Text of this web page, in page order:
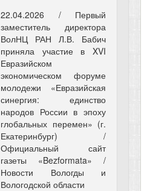
22.04.2026 / Первый
заместитель директора
ВолНЦ РАН Л.В. Бабич
приняла участие в XVI
Евразийском
экономическом форуме
молодежи «Евразийская
синергия: единство
народов России в эпоху
глобальных перемен» (г.
Екатеринбург) /
Официальный сайт
газеты «Bezformata» /
Новости Вологды и
Вологодской области